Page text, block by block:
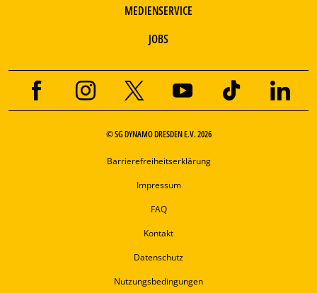
MEDIENSERVICE
JOBS
© SG DYNAMO DRESDEN E.V. 2026
Barrierefreiheitserklärung
Impressum
FAQ
Kontakt
Datenschutz
Nutzungsbedingungen